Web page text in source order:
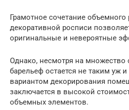
Грамотное сочетание объемного
декоративной росписи
оригинальные и невероятные
Однако, несмотря на множество
барельеф остается не таким уж
вариантом декорирования
заключается в высокой
объемных элементов.